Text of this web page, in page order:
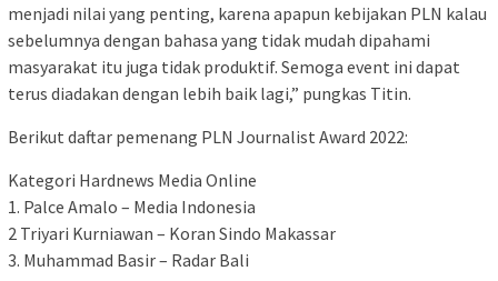
menjadi nilai yang penting, karena apapun kebijakan PLN kalau
sebelumnya dengan bahasa yang tidak mudah dipahami
masyarakat itu juga tidak produktif. Semoga event ini dapat
terus diadakan dengan lebih baik lagi,” pungkas Titin.
Berikut daftar pemenang PLN Journalist Award 2022:
Kategori Hardnews Media Online
1. Palce Amalo – Media Indonesia
2 Triyari Kurniawan – Koran Sindo Makassar
3. Muhammad Basir – Radar Bali